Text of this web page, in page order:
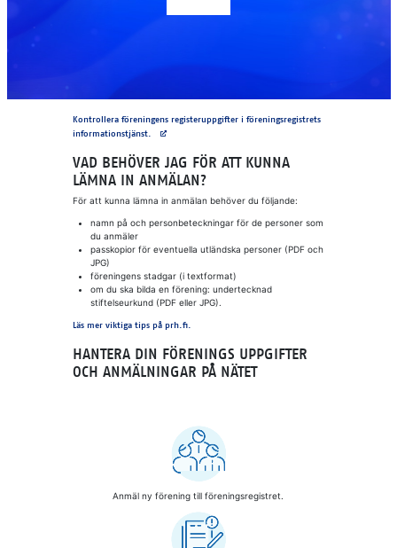
Kontrollera föreningens registeruppgifter i föreningsregistrets
informationstjänst. Avautuu uuteen välilehteen
VAD BEHÖVER JAG FÖR ATT KUNNA
LÄMNA IN ANMÄLAN?
För att kunna lämna in anmälan behöver du följande:
namn på och personbeteckningar för de personer som
du anmäler
passkopior för eventuella utländska personer (PDF och
JPG)
föreningens stadgar (i textformat)
om du ska bilda en förening: undertecknad
stiftelseurkund (PDF eller JPG).
Läs mer viktiga tips på prh.fi.
HANTERA DIN FÖRENINGS UPPGIFTER
OCH ANMÄLNINGAR PÅ NÄTET
Anmäl ny förening till föreningsregistret.